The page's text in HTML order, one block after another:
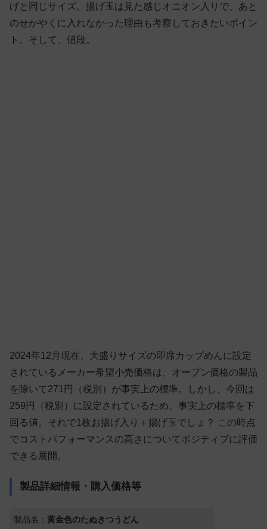
げと同じサイズ。揚げ玉は見た感じオニオン入りで、あと
のせかやくに入れなかった理由も考察しておきたいポイン
ト。そして、値段。
2024年12月現在、大盛りサイズの即席カップめんに設定
されているメーカー希望小売価格は、オープン価格の製品
を除いて271円（税別）が事実上の標準。しかし、今回は
259円（税別）に設定されているため、事実上の標準を下
回る値。それで1枚お揚げ入り＋揚げ玉でしょ？ この時点
でコストパフォーマンスの高さについてポジティブに評価
できる展開。
製品詳細情報・購入価格等
製品名：黄金色のたぬきつうどん